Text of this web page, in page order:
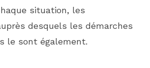
situation, les
desquels les démarches
le sont également.